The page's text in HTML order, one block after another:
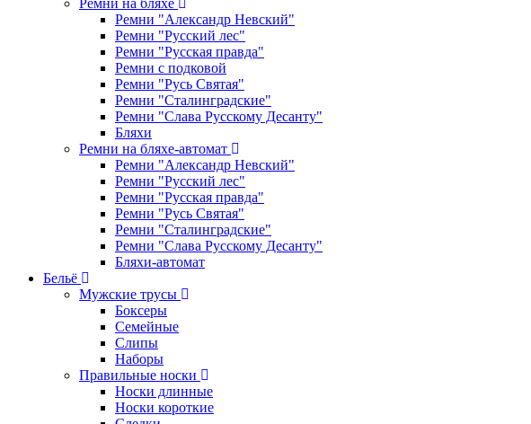
Ремни на бляхе
Ремни "Александр Невский"
Ремни "Русский лес"
Ремни "Русская правда"
Ремни с подковой
Ремни "Русь Святая"
Ремни "Сталинградские"
Ремни "Слава Русскому Десанту"
Бляхи
Ремни на бляхе-автомат
Ремни "Александр Невский"
Ремни "Русский лес"
Ремни "Русская правда"
Ремни "Русь Святая"
Ремни "Сталинградские"
Ремни "Слава Русскому Десанту"
Бляхи-автомат
Бельё
Мужские трусы
Боксеры
Семейные
Слипы
Наборы
Правильные носки
Носки длинные
Носки короткие